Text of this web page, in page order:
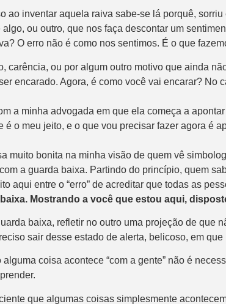
ao inventar aquela raiva sabe-se lá porquê,
ou outro, que nos faça descontar um
O erro não é como nos sentimos. É o que
carência, ou por algum outro motivo que ainda
encarado. Agora, é como você vai encarar? No
a minha advogada em que ela começa a
é o meu jeito, e o que vou precisar fazer agora é
muito bonita na minha visão de quem vê
a guarda baixa. Partindo do princípio, quem
aqui entre o “erro” de acreditar que todas as
Mostrando a você que estou aqui,
baixa, refletir no outro uma projeção de
sair desse estado de alerta, belicoso, em
coisa acontece “com a gente” não é
que algumas coisas simplesmente